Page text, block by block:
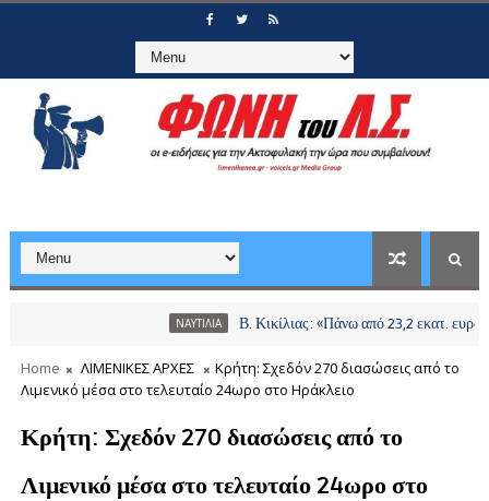
Β. Κικίλιας: «Πάνω από 23,2 εκατ. ευρώ σε
Home ΛΙΜΕΝΙΚΕΣ ΑΡΧΕΣ
Κρήτη: Σχεδόν 270 διασώσεις από το
Λιμενικό μέσα στο τελευταίο 24ωρο στο Ηράκλειο
Κρήτη: Σχεδόν 270 διασώσεις από το
Λιμενικό μέσα στο τελευταίο 24ωρο στο